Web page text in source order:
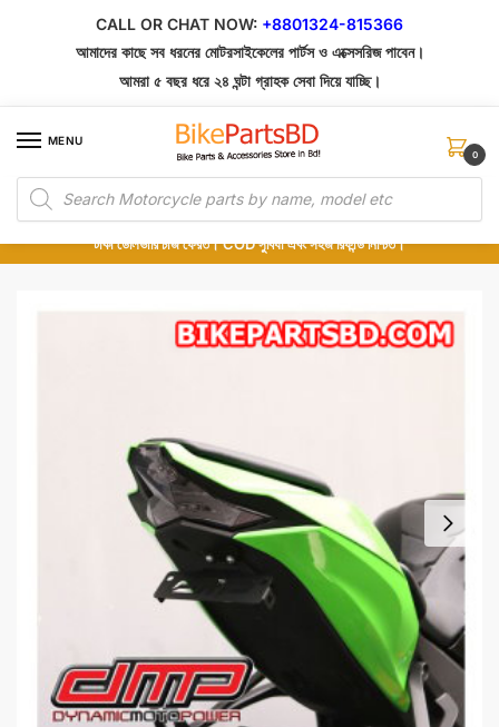
CALL OR CHAT NOW: +8801324-815366
আমাদের কাছে সব ধরনের মোটরসাইকেলের পার্টস ও এক্সেসরিজ পাবেন।
আমরা ৫ বছর ধরে ২৪ ঘন্টা গ্রাহক সেবা দিয়ে যাচ্ছি।
MENU
Products
search
0
১০০% অরিজিনাল পার্টস – শোরুম থেকে সরাসরি সংগ্রহ এবং শুধুমাত্র কুরিয়ার সার্ভিসে ডেলিভারি।
অর্ডার করার পর পার্টের ছবি দেখুন। পছন্দ হলে Cash on Delivery দিন, না হলে ৫ মিনিটে ১৯৯
টাকা ডেলিভারি চার্জ ফেরত। COD সুবিধা এবং সহজ রিফান্ড নিশ্চিত।